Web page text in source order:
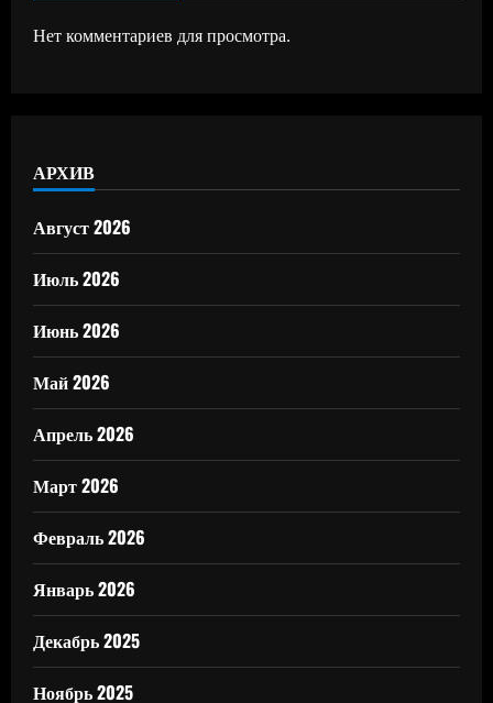
Нет комментариев для просмотра.
АРХИВ
Август 2026
Июль 2026
Июнь 2026
Май 2026
Апрель 2026
Март 2026
Февраль 2026
Январь 2026
Декабрь 2025
Ноябрь 2025